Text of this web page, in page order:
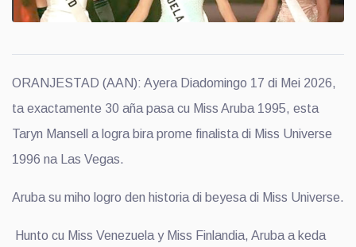
ORANJESTAD (AAN): Ayera Diadomingo 17 di Mei 2026,
ta exactamente 30 aña pasa cu Miss Aruba 1995, esta
Taryn Mansell a logra bira prome finalista di Miss Universe
1996 na Las Vegas.
Aruba su miho logro den historia di beyesa di Miss Universe.
Hunto cu Miss Venezuela y Miss Finlandia, Aruba a keda